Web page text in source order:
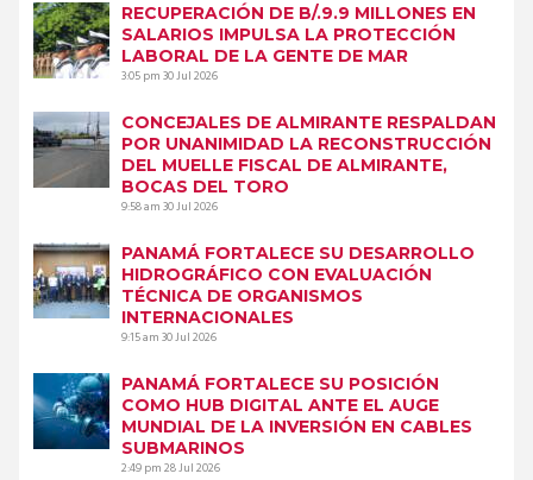
RECUPERACIÓN DE B/.9.9 MILLONES EN
SALARIOS IMPULSA LA PROTECCIÓN
LABORAL DE LA GENTE DE MAR
3:05 pm30 Jul 2026
CONCEJALES DE ALMIRANTE RESPALDAN
POR UNANIMIDAD LA RECONSTRUCCIÓN
DEL MUELLE FISCAL DE ALMIRANTE,
BOCAS DEL TORO
9:58 am30 Jul 2026
PANAMÁ FORTALECE SU DESARROLLO
HIDROGRÁFICO CON EVALUACIÓN
TÉCNICA DE ORGANISMOS
INTERNACIONALES
9:15 am30 Jul 2026
PANAMÁ FORTALECE SU POSICIÓN
COMO HUB DIGITAL ANTE EL AUGE
MUNDIAL DE LA INVERSIÓN EN CABLES
SUBMARINOS
2:49 pm28 Jul 2026